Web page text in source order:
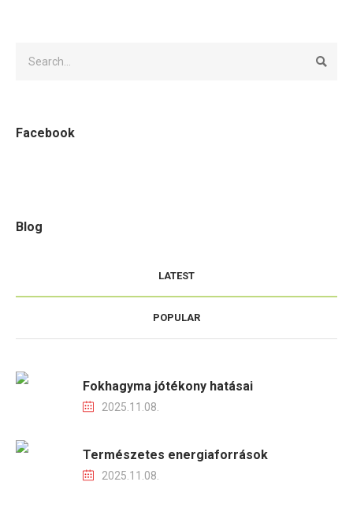
Facebook
Blog
LATEST
POPULAR
Fokhagyma jótékony hatásai
2025.11.08.
Természetes energiaforrások
2025.11.08.